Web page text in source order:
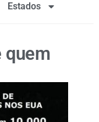
Estados
quem